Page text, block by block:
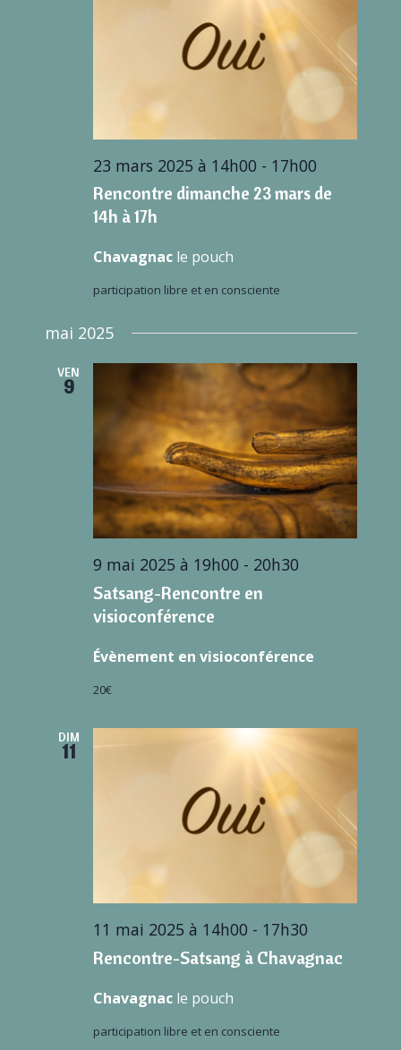
23 mars 2025 à 14h00 - 17h00
Rencontre dimanche 23 mars de
14h à 17h
Chavagnac le pouch
participation libre et en consciente
mai 2025
VEN
9
9 mai 2025 à 19h00 - 20h30
Satsang-Rencontre en
visioconférence
Évènement en visioconférence
20€
DIM
11
11 mai 2025 à 14h00 - 17h30
Rencontre-Satsang à Chavagnac
Chavagnac le pouch
participation libre et en consciente